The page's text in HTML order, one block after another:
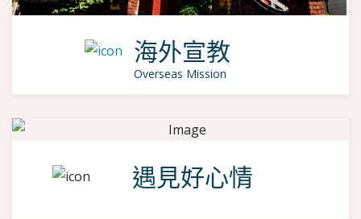
海外宣教
Overseas Mission
遇見好心情